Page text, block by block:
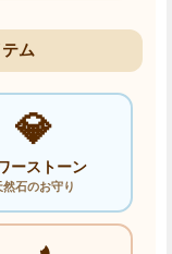
ム
💎
ーストーン
然石のお守り